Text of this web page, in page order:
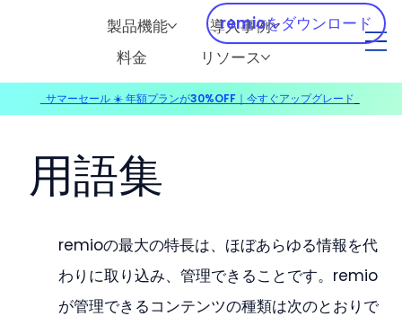
製品機能
導入事例
料金
リソース
remioをダウンロード
用語集
remioの最大の特長は、ほぼあらゆる情報を代
わりに取り込み、管理できることです。remio
が管理できるコンテンツの種類は次のとおりで
サマーセール ☀️ 年額プランが30%OFF｜今すぐアップグレード